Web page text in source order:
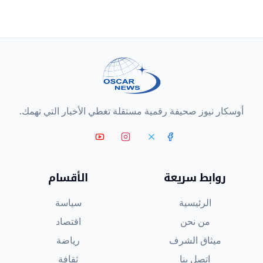
أوسكار نيوز صحيفة رقمية مستقلة تغطي الأخبار التي تهمك.
روابط سريعة
الرئيسية
من نحن
ميثاق الشرف
اتصل بنا
الأقسام
سياسة
اقتصاد
رياضة
ثقافة